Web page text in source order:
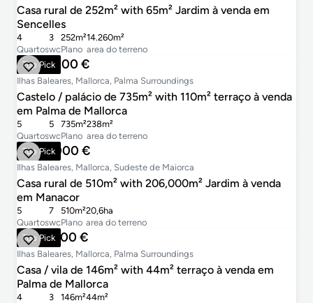
Casa rural de 252m² with 65m² Jardim à venda em
Sencelles
Quartos
4
wc
3
Plano
252m²
area do terreno
14.260m²
Top Pick
4.620.000 €
Ilhas Baleares, Mallorca, Palma Surroundings
Castelo / palácio de 735m² with 110m² terraço à venda
em Palma de Mallorca
Quartos
5
wc
5
Plano
735m²
area do terreno
238m²
Top Pick
2.800.000 €
Ilhas Baleares, Mallorca, Sudeste de Maiorca
Casa rural de 510m² with 206,000m² Jardim à venda
em Manacor
Quartos
5
wc
7
Plano
510m²
area do terreno
20,6ha
Top Pick
1.045.000 €
Ilhas Baleares, Mallorca, Palma Surroundings
Casa / vila de 146m² with 44m² terraço à venda em
Palma de Mallorca
4
3
146m²44m²